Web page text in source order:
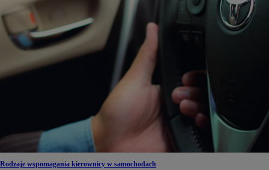
Rodzaje wspomagania kierownicy w samochodach